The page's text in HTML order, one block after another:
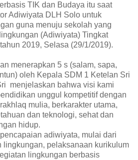
TIK dan Budaya itu saat
Adiwiyata DLH Solo untuk
guna menuju sekolah yang
(Adiwiyata) Tingkat
2019, Selasa (29/1/2019).
menerapkan 5 s (salam, sapa,
oleh Kepala SDM 1 Ketelan Sri
menjelaskan bahwa visi kami
unggul kompetitif dengan
mulia, berkarakter utama,
dan teknologi, sehat dan
hidup.
adiwiyata, mulai dari
lingkungan, pelaksanaan kurikulum
lingkungan berbasis